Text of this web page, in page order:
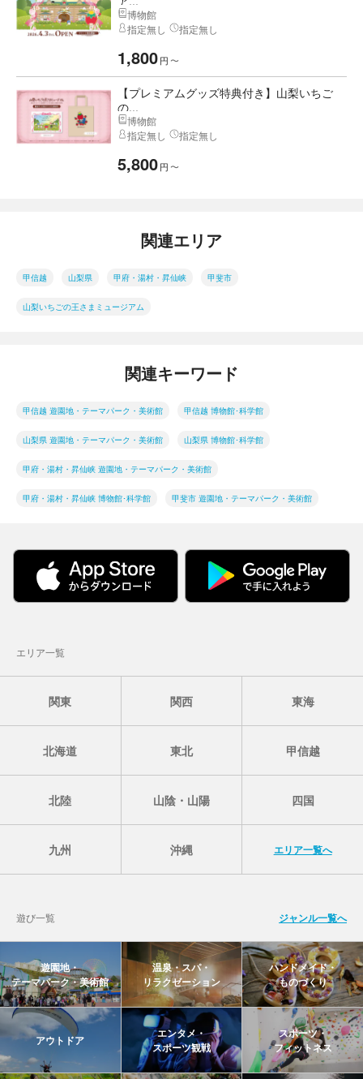
博物館
指定無し
指定無し
1,800円 〜
【プレミアムグッズ特典付き】山梨いちご
の...
博物館
指定無し
指定無し
5,800円 〜
関連エリア
甲信越 山梨県 甲府・湯村・昇仙峡 甲斐市
山梨いちごの王さまミュージアム
関連キーワード
甲信越 遊園地・テーマパーク・美術館 甲信越 博物館･科学館
山梨県 遊園地・テーマパーク・美術館 山梨県 博物館･科学館
甲府・湯村・昇仙峡 遊園地・テーマパーク・美術館
甲府・湯村・昇仙峡 博物館･科学館 甲斐市 遊園地・テーマパーク・美術館
エリア一覧
関東 関西 東海
北海道 東北 甲信越
北陸 山陰・山陽 四国
九州 沖縄 エリア一覧へ
遊び一覧 ジャンル一覧へ
遊園地・
テーマパーク・美術館
温泉・スパ・
リラクゼーション
ハンドメイド・
ものづくり
アウトドア
エンタメ・
スポーツ観戦
スポーツ・
フィットネス